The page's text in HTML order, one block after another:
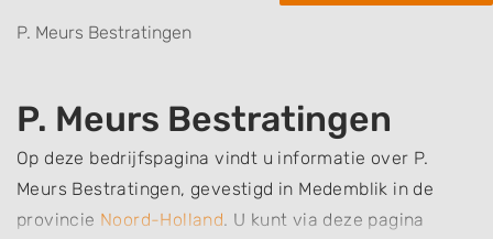
P. Meurs Bestratingen
P. Meurs Bestratingen
Op deze bedrijfspagina vindt u informatie over P.
Meurs Bestratingen, gevestigd in Medemblik in de
provincie Noord-Holland. U kunt via deze pagina